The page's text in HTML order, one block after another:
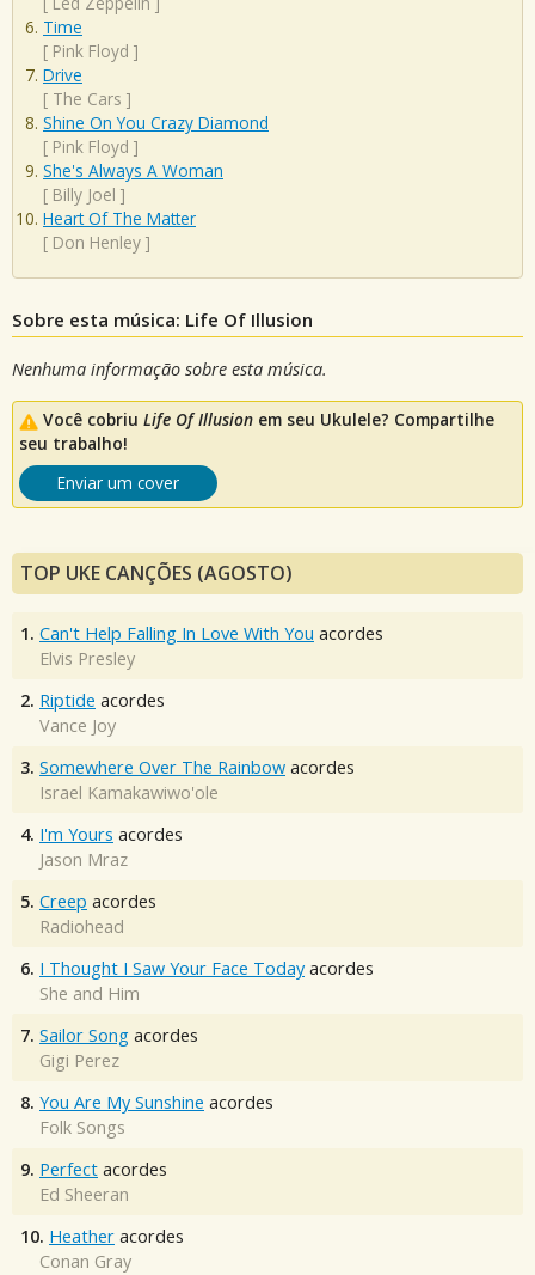
Time
[ Pink Floyd ]
Drive
[ The Cars ]
Shine On You Crazy Diamond
[ Pink Floyd ]
She's Always A Woman
[ Billy Joel ]
Heart Of The Matter
[ Don Henley ]
Sobre esta música: Life Of Illusion
Nenhuma informação sobre esta música.
Você cobriu Life Of Illusion em seu Ukulele? Compartilhe
seu trabalho!
Enviar um cover
TOP UKE CANÇÕES (AGOSTO)
1. Can't Help Falling In Love With You acordes
Elvis Presley
2. Riptide acordes
Vance Joy
3. Somewhere Over The Rainbow acordes
Israel Kamakawiwo'ole
4. I'm Yours acordes
Jason Mraz
5. Creep acordes
Radiohead
6. I Thought I Saw Your Face Today acordes
She and Him
7. Sailor Song acordes
Gigi Perez
8. You Are My Sunshine acordes
Folk Songs
9. Perfect acordes
Ed Sheeran
10. Heather acordes
Conan Gray